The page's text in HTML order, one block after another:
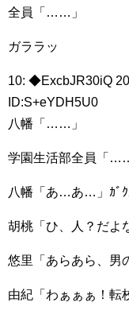
全員「……」
ガララッ
10: ◆ExcbJR30iQ
ID:S+eYDH5U0
八幡「……」
学園生活部全員「
八幡「あ…あ…」ｶﾞｸ
胡桃「ひ、人？だよ
悠里「あらあら、男
由紀「わぁぁぁ！転